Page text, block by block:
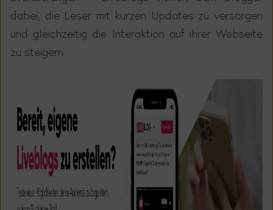
dabei, die Leser mit kurzen Updates zu versorgen
und gleichzeitig die Interaktion auf ihrer Webseite
zu steigern.